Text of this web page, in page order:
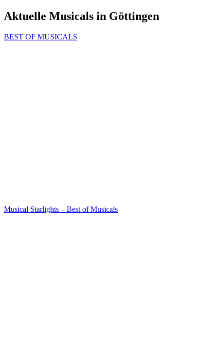
Aktuelle Musicals in Göttingen
BEST OF MUSICALS
Musical Starlights – Best of Musicals